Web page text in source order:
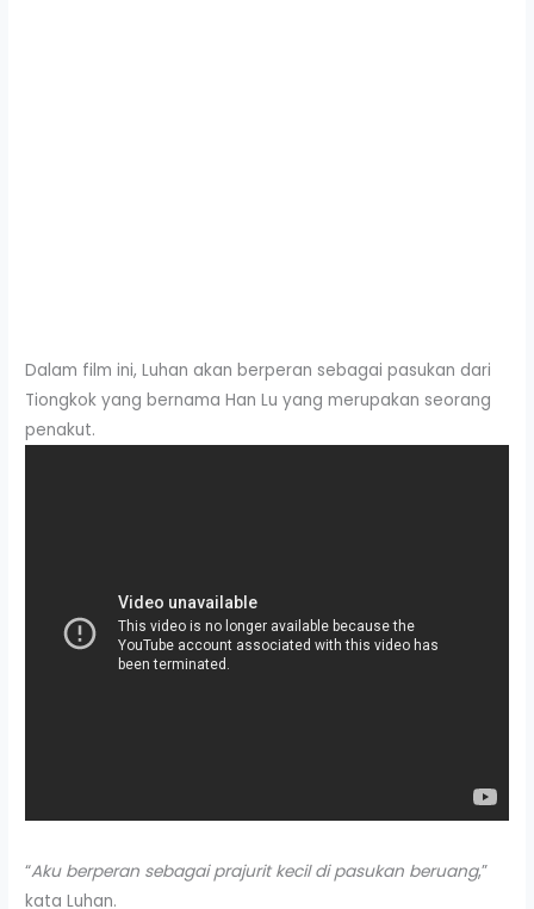
Dalam film ini, Luhan akan berperan sebagai pasukan dari
Tiongkok yang bernama Han Lu yang merupakan seorang
penakut.
“Aku berperan sebagai prajurit kecil di pasukan beruang,”
kata Luhan.